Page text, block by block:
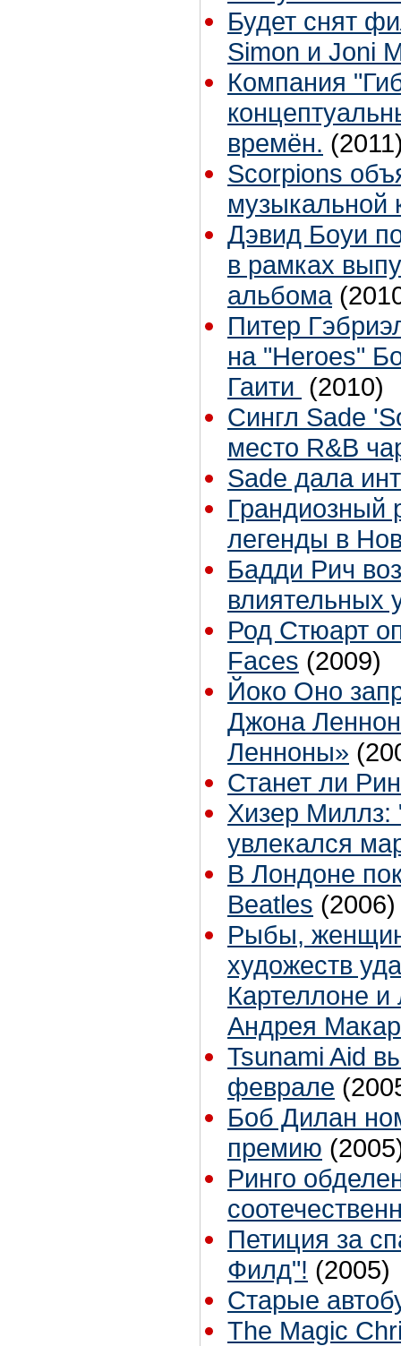
Будет снят
Simon и Joni
Компания
времён.
Scorpions
музыкальной
Дэвид Боуи
в рамках
альбома
Питер
на "Heroes"
Гаити (2010)
Сингл Sade
место R&B
Sade дала
Грандиозный
легенды в
Бадди Рич
влиятельных
Род Стюарт
Faces (2009)
Йоко Оно
Джона
Ленноны»
Станет ли
Хизер Миллз:
увлекался
В Лондоне
Beatles (2006)
Рыбы,
художеств
Картеллоне
Андрея
Tsunami Aid
феврале
Боб Дилан
премию
Ринго
Петиция за
Филд"! (2005)
Старые
The Magic